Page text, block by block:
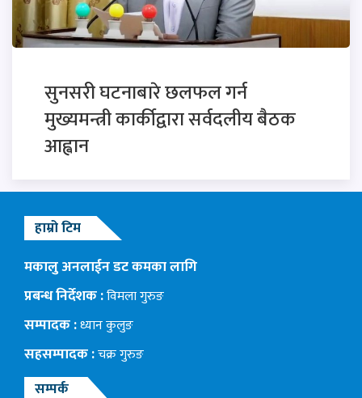
सुनसरी घटनाबारे छलफल गर्न
मुख्यमन्त्री कार्कीद्वारा सर्वदलीय बैठक
आह्वान
हाम्रो टिम
मकालु अनलाईन डट कमका लागि
प्रबन्ध निर्देशक :विमला गुरुङ
सम्पादक :ध्यान कुलुङ
सहसम्पादक :चक्र गुरुङ
सम्पर्क